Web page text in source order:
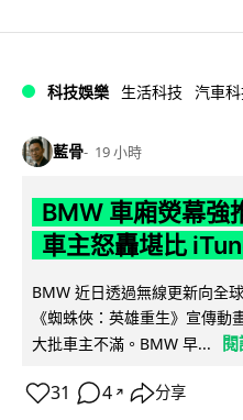
科技娛樂 生活科技 汽車
藍骨 19 小時
BMW 車廂熒幕
車主怒轟堪比
BMW 近日透過無線更新向全
《蜘蛛俠：英雄重生》宣傳
大批車主不滿。BMW 早...
31 4 ↗ 分享